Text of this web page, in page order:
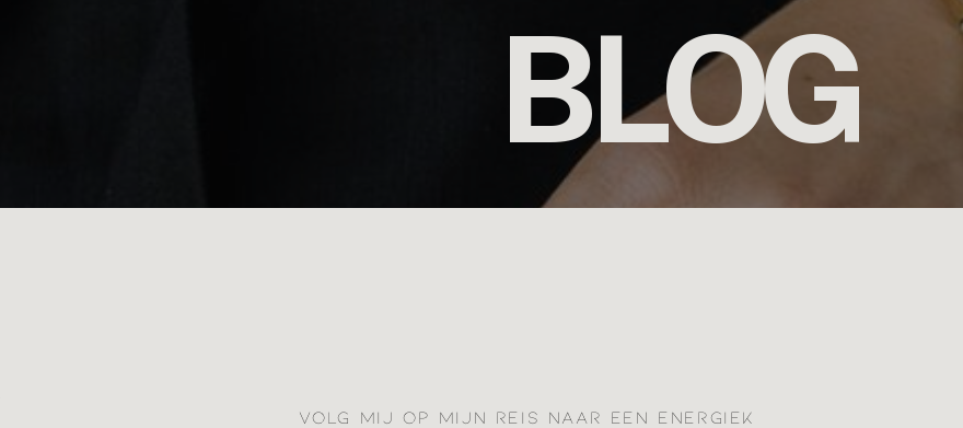
BLOG
VOLG MIJ OP MIJN REIS NAAR EEN ENERGIEK